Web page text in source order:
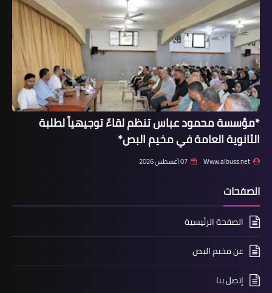
أخبار متنوعة
*📡🌎🚨الأمن العام اللبناني يعدّل رسوم
إصدار جوازات السفر*
*مؤسسة محمود عباس تنظم لقاءً توجيهياً لطلبة
الثانوية العامة في مخيم البص*
Www.albuss.net 07 أغسطس 2026
الصفحات
الصفحة الرئيسية
عن مخيم البص
إتصل بنا